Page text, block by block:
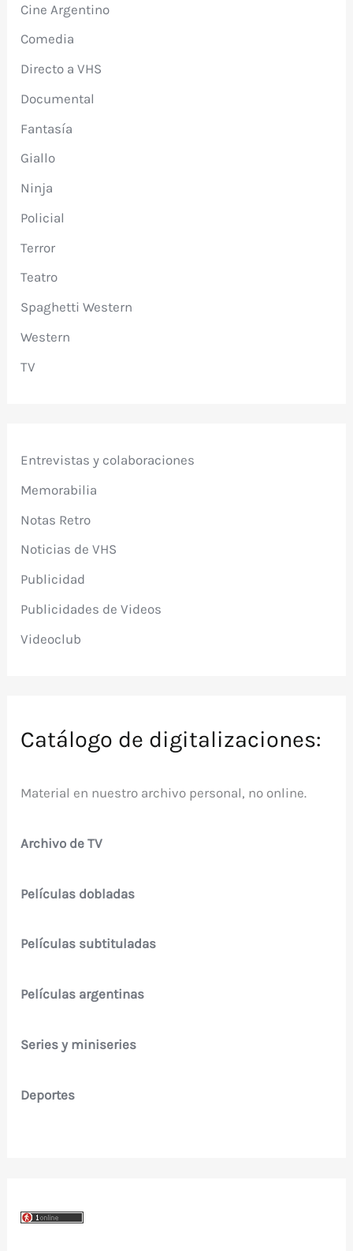
Cine Argentino
Comedia
Directo a VHS
Documental
Fantasía
Giallo
Ninja
Policial
Terror
Teatro
Spaghetti Western
Western
TV
Entrevistas y colaboraciones
Memorabilia
Notas Retro
Noticias de VHS
Publicidad
Publicidades de Videos
Videoclub
Catálogo de digitalizaciones:
Material en nuestro archivo personal, no online.
Archivo de TV
Películas dobladas
Películas subtituladas
Películas argentinas
Series y miniseries
Deportes